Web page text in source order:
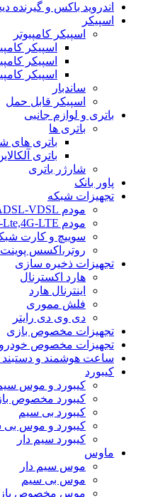
اندروید باکس و گیرنده
اسپیکر
اسپیکر کامپیوتر
اسپیکر
اسپیکر
اسپیکر
ساندبار
اسپیکر قابل حمل
باتری و لوازم جانبی
باتری ها
باتری های
باتری
شارژر باتری
پاور بانک
تجهیزات شبکه
مودم ADSL-VDSLو فیبر نوری
مودم TD-Lte,4G-LTE
سوییچ و کارت
روتر،اکسس
تجهیزات ذخیره سازی
هارد اکسترنال
اینترنال هارد
فلش مموری
دی وی دی رایتر
تجهیزات مخصوص بازی
تجهیزات مخصوص خودرو
ساعت هوشمند و دستبند
کیبورد
کیبورد و موس سیم
کیبورد مخصوص
کیبورد بی سیم
کیبورد و موس بی
کیبورد سیم دار
ماوس
موس سیم دار
موس بی سیم
موس مخصوص